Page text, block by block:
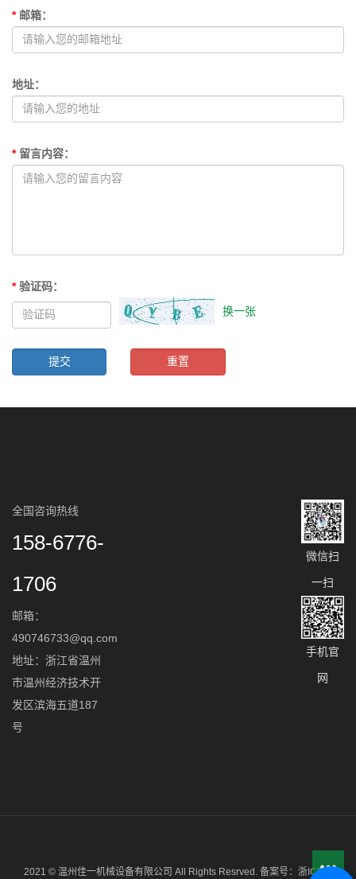
* 邮箱：
地址：
* 留言内容：
* 验证码：
换一张
全国咨询热线
158-6776-
1706
邮箱：
490746733@qq.com
地址：浙江省温州
市温州经济技术开
发区滨海五道187
号
微信扫
一扫
手机官
网
2021 © 温州佳一机械设备有限公司 All Rights Resrved. 备案号： 浙ICP备